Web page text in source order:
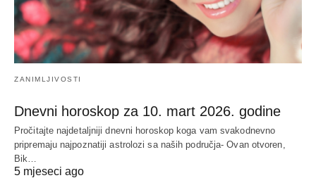
ZANIMLJIVOSTI
Dnevni horoskop za 10. mart 2026. godine
Pročitajte najdetaljniji dnevni horoskop koga vam svakodnevno
pripremaju najpoznatiji astrolozi sa naših područja- Ovan otvoren,
Bik…
5 mjeseci ago